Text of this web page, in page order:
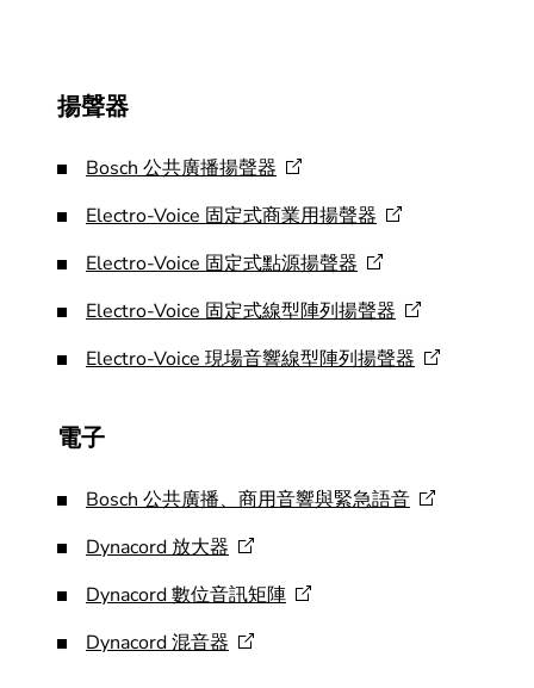
揚聲器
Bosch 公共廣播揚聲器
Electro-Voice 固定式商業用揚聲器
Electro-Voice 固定式點源揚聲器
Electro-Voice 固定式線型陣列揚聲器
Electro-Voice 現場音響線型陣列揚聲器
電子
Bosch 公共廣播、商用音響與緊急語音
Dynacord 放大器
Dynacord數位音訊矩陣
Dynacord混音器